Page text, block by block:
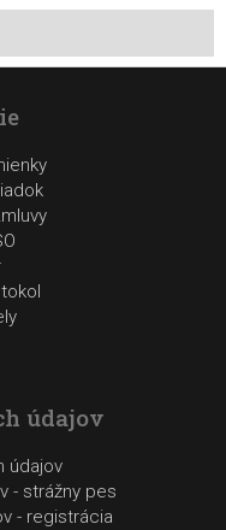
údajov
údajov
- strážny pes
- registrácia